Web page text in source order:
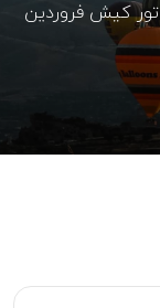
تور کیش فروردین